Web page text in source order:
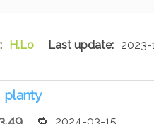
H.Lo 2023-
planty